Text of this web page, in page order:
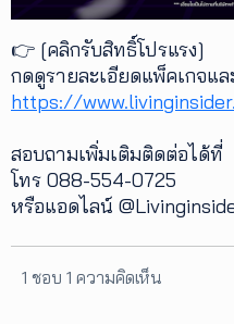
👉 [คลิกรับสิทธิ์โปรแรง]
กดดูรายละเอียดแพ็คเกจแ
https://
สอบถามเพิ่มเติมติดต่อได้ที่
โทร 088-554-0725
หรือแอดไลน์
1 ชอบ 1 ความคิดเห็น